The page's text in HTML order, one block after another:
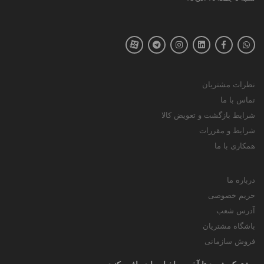
Casual)، شلوار کتان بهترین انتخاب است. شلوارهای
کتان ست من از پنبه تنفس‌پذیر تهیه شده‌اند و تنوع رنگی
مدل‌ها را می‌توانید هم با پیراهن مردانه و هم با هودی
بپوشید.
شلوار پارچه‌ای:
پیلی یا با پیلی‌دار) طراحی شده‌اند. این شلوارها
رسمی‌ترین فرم را به استایل شما می‌دهند.
نظرات مشتریان
تماس با ما
شرایط بازگشت و تعویض کالا
شرایط و مقررات
همکاری با ما
درباره ما
حریم خصوصی
آدرس شعب
باشگاه مشتریان
فروش سازمانی